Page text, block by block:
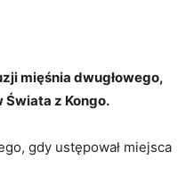
mięśnia dwugłowego,
z Kongo.
gdy ustępował miejsca